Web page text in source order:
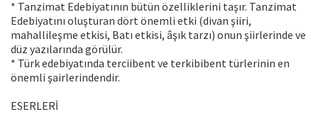
* Tanzimat Edebiyatının bütün özelliklerini taşır. Tanzimat
Edebiyatını oluşturan dört önemli etki (divan şiiri,
mahallileşme etkisi, Batı etkisi, âşık tarzı) onun şiirlerinde ve
düz yazılarında görülür.
* Türk edebiyatında terciibent ve terkibibent türlerinin en
önemli şairlerindendir.
ESERLERİ